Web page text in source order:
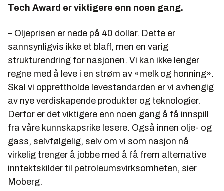
Tech Award er viktigere enn noen gang.
– Oljeprisen er nede på 40 dollar. Dette er
sannsynligvis ikke et blaff, men en varig
strukturendring for nasjonen. Vi kan ikke lenger
regne med å leve i en strøm av «melk og honning».
Skal vi opprettholde levestandarden er vi avhengig
av nye verdiskapende produkter og teknologier.
Derfor er det viktigere enn noen gang å få innspill
fra våre kunnskapsrike lesere. Også innen olje- og
gass, selvfølgelig, selv om vi som nasjon nå
virkelig trenger å jobbe med å få frem alternative
inntektskilder til petroleumsvirksomheten, sier
Moberg.